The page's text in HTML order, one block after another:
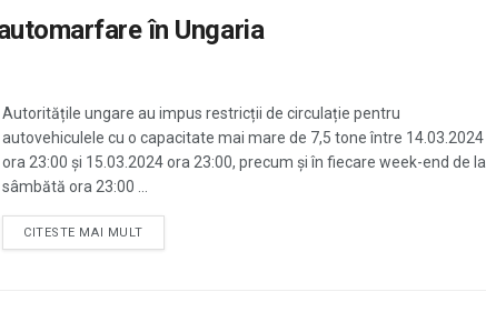
în Ungaria
Autoritățile ungare au impus restricții de circulație pentru
autovehiculele cu o capacitate mai mare de 7,5 tone între 14.03.2024
ora 23:00 și 15.03.2024 ora 23:00, precum și în fiecare week-end de la
sâmbătă ora 23:00 ...
CITESTE MAI MULT